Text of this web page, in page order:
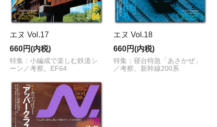
エヌ Vol.17
660円(内税)
特集：小編成で楽しむ鉄道シ
ーン／考察。EF64
エヌ Vol.18
660円(内税)
特集：寝台特急「あさかぜ」
／考察。新幹線200系